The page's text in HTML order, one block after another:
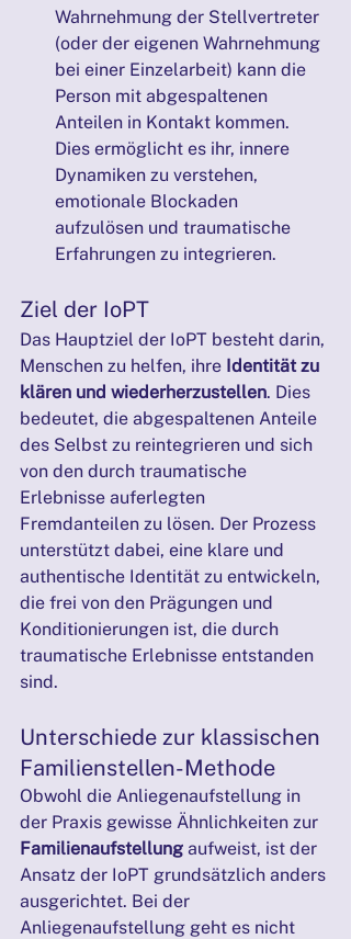
Wahrnehmung der Stellvertreter
(oder der eigenen Wahrnehmung
bei einer Einzelarbeit) kann die
Person mit abgespaltenen
Anteilen in Kontakt kommen.
Dies ermöglicht es ihr, innere
Dynamiken zu verstehen,
emotionale Blockaden
aufzulösen und traumatische
Erfahrungen zu integrieren.
Ziel der IoPT
Das Hauptziel der IoPT besteht darin,
Menschen zu helfen, ihre Identität zu
klären und wiederherzustellen. Dies
bedeutet, die abgespaltenen Anteile
des Selbst zu reintegrieren und sich
von den durch traumatische
Erlebnisse auferlegten
Fremdanteilen zu lösen. Der Prozess
unterstützt dabei, eine klare und
authentische Identität zu entwickeln,
die frei von den Prägungen und
Konditionierungen ist, die durch
traumatische Erlebnisse entstanden
sind.
Unterschiede zur klassischen
Familienstellen-Methode
Obwohl die Anliegenaufstellung in
der Praxis gewisse Ähnlichkeiten zur
Familienaufstellung aufweist, ist der
Ansatz der IoPT grundsätzlich anders
ausgerichtet. Bei der
Anliegenaufstellung geht es nicht